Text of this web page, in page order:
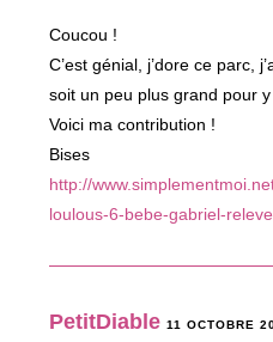
Coucou !
C’est génial, j’dore ce parc,
soit un peu plus grand pour
Voici ma contribution !
Bises
http://
loulous-6-bebe-gabriel-
PetitDiable 11 OCTOBRE